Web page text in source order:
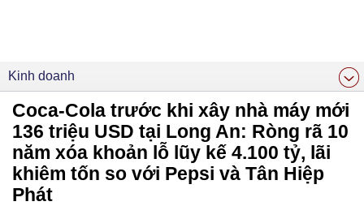
Kinh doanh
Coca-Cola trước khi xây nhà máy mới
136 triệu USD tại Long An: Ròng rã 10
năm xóa khoản lỗ lũy kế 4.100 tỷ, lãi
khiêm tốn so với Pepsi và Tân Hiệp
Phát